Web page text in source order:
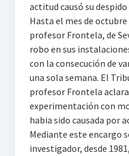
actitud causó su
Hasta el mes de
profesor Frontela, de
robo en sus
con la consecución de
una sola semana. El
profesor Frontela
experimentación con
habia sido causada por
Mediante este encargo
investigador, desde